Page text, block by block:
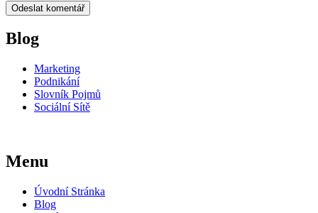
Blog
Marketing
Podnikání
Slovník Pojmů
Sociální Sítě
Menu
Úvodní Stránka
Blog